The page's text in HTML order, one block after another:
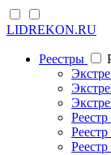
LIDREKON.RU
Реестры